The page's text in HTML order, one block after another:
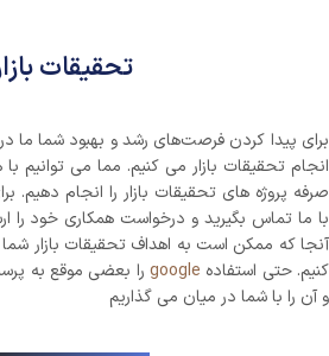
تحقیقات
برای پیدا کردن فرصت‌های رشد و بهبود شما ما در
انجام تحقیقات بازار می کنیم. مما می توانیم
صرفه پروژه های تحقیقات بازار را انجام
با ما تماس بگیرید و درخواست همکاری خود را
آنجا که ممکن است به اهداف تحقیقات بازار
کنیم. حتی استفاده google را بعضی موقع به
و آن را با شما در میان می گذاریم